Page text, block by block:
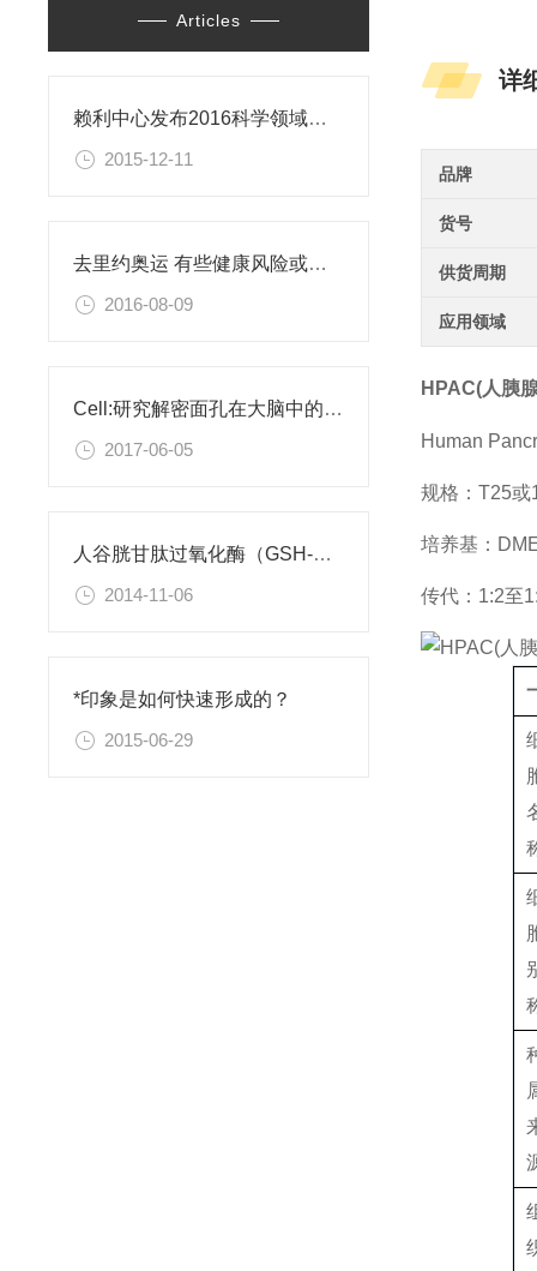
Articles
赖利中心发布2016科学领域年度伦理困境
2015-12-11
去里约奥运 有些健康风险或许你需要了解
2016-08-09
Cell:研究解密面孔在大脑中的编码
2017-06-05
人谷胱甘肽过氧化酶（GSH-Px）检测试剂盒
2014-11-06
*印象是如何快速形成的？
2015-06-29
详
品牌
货号
供货周期
应用领域
HPAC(人胰
Human
规格：T25或
培养基：
传代：1:2至